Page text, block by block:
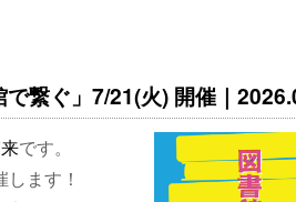
繋ぐ」7/21(火) 開催｜
です。
ます！